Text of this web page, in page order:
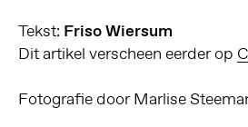
Tekst: Friso Wiersum
Dit artikel verscheen eerder op
Fotografie door Marlise